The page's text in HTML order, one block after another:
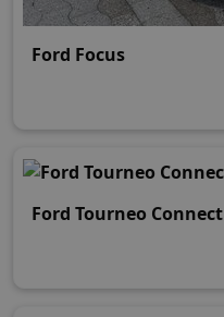
Ford Focus
Ford Tourneo Connect